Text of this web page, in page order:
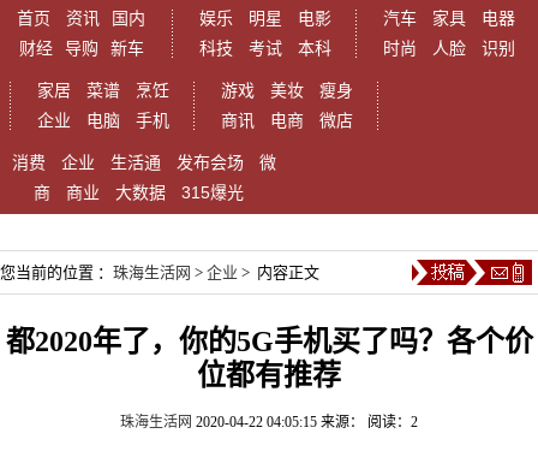
首页 资讯
国内
财经
导购 新车
娱乐 明星
电影
科技
考试 本科
汽车 家具
电器
时尚
人脸 识别
家居 菜谱
烹饪
企业
电脑 手机
游戏 美妆
瘦身
商讯
电商 微店
消费 企业 生活通 发布会场
微
商
商业 大数据 315爆光
您当前的位置 ： 珠海生活网 > 企业 > 内容正文
都2020年了，你的5G手机买了吗？各个价
位都有推荐
珠海生活网 2020-04-22 04:05:15 来源： 阅读：2